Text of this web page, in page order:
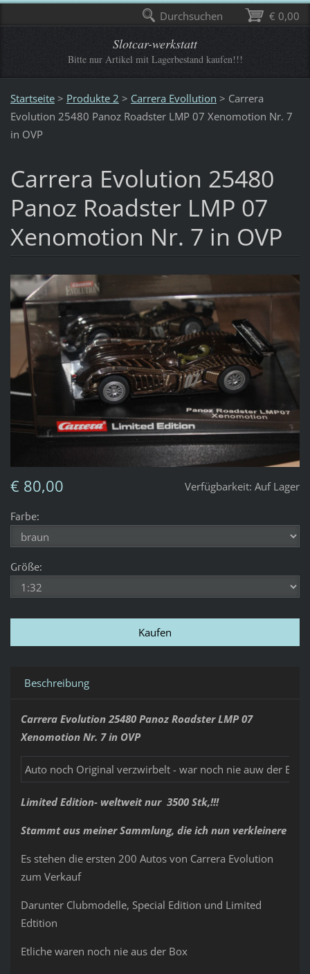
Slotcar-werkstatt
Bitte nur Artikel mit Lagerbestand kaufen!!!
Startseite > Produkte 2 > Carrera Evollution > Carrera
Evolution 25480 Panoz Roadster LMP 07 Xenomotion Nr. 7
in OVP
Carrera Evolution 25480
Panoz Roadster LMP 07
Xenomotion Nr. 7 in OVP
Verfügbarkeit: Auf Lager
€ 80,00
Farbe:
Größe:
Beschreibung
Carrera Evolution 25480 Panoz Roadster LMP 07
Xenomotion Nr. 7 in OVP
Auto noch Original verzwirbelt - war noch nie auw der Box
Limited Edition- weltweit nur 3500 Stk,!!!
Stammt aus meiner Sammlung, die ich nun verkleinere
Es stehen die ersten 200 Autos von Carrera Evolution
zum Verkauf
Darunter Clubmodelle, Special Edition und Limited
Edtition
Etliche waren noch nie aus der Box
€ 0,00
Durchsuchen